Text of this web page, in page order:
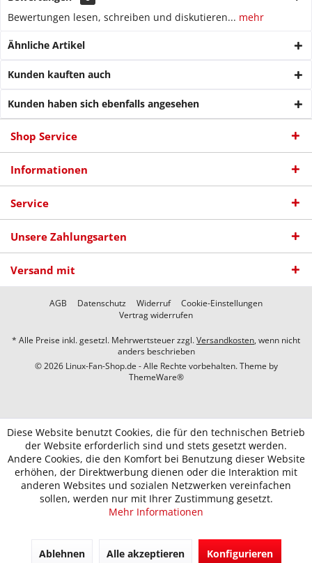
Bewertungen lesen, schreiben und diskutieren... mehr
Ähnliche Artikel
Kunden kauften auch
Kunden haben sich ebenfalls angesehen
Shop Service
Informationen
Service
Unsere Zahlungsarten
Versand mit
AGB Datenschutz Widerruf
Cookie-Einstellungen
Vertrag widerrufen
* Alle Preise inkl. gesetzl. Mehrwertsteuer zzgl.Versandkosten, wenn nicht
anders beschrieben
© 2026 Linux-Fan-Shop.de - Alle Rechte vorbehalten. Theme by
ThemeWare®
Diese Website benutzt Cookies, die für den technischen Betrieb
der Website erforderlich sind und stets gesetzt werden.
Andere Cookies, die den Komfort bei Benutzung dieser Website
erhöhen, der Direktwerbung dienen oder die Interaktion mit
anderen Websites und sozialen Netzwerken vereinfachen
sollen, werden nur mit Ihrer Zustimmung gesetzt.
Mehr Informationen
Ablehnen Alle akzeptieren Konfigurieren